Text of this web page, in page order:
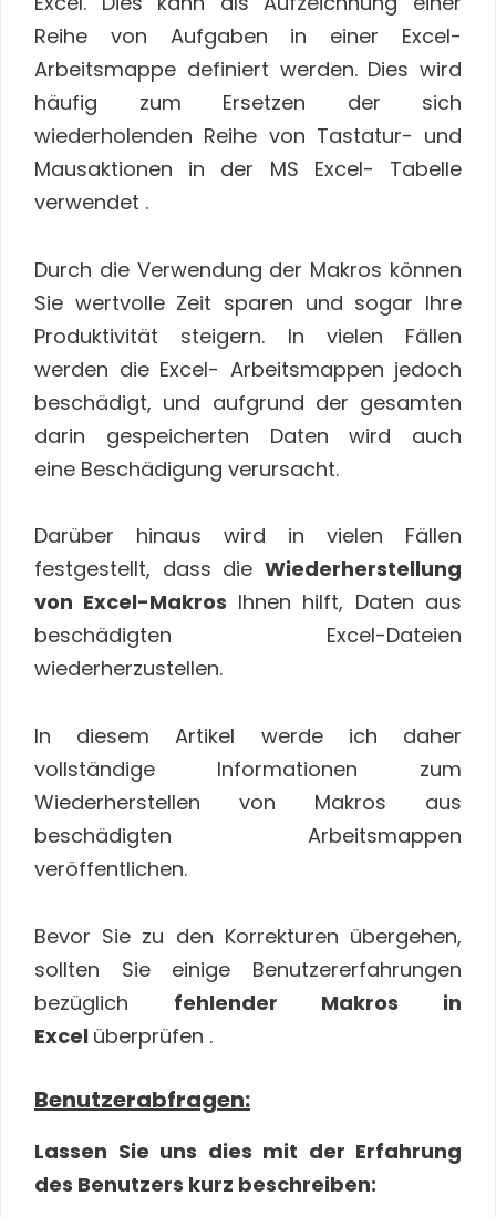
Reihe von Aufgaben in einer Excel-
Arbeitsmappe definiert werden. Dies wird
häufig zum Ersetzen der sich
wiederholenden Reihe von Tastatur- und
Mausaktionen in der MS Excel- Tabelle
verwendet .
Durch die Verwendung der Makros können
Sie wertvolle Zeit sparen und sogar Ihre
Produktivität steigern. In vielen Fällen
werden die Excel- Arbeitsmappen jedoch
beschädigt, und aufgrund der gesamten
darin gespeicherten Daten wird auch
eine Beschädigung verursacht.
Darüber hinaus wird in vielen Fällen
festgestellt, dass die Wiederherstellung
von Excel-Makros Ihnen hilft, Daten aus
beschädigten Excel-Dateien
wiederherzustellen.
In diesem Artikel werde ich daher
vollständige Informationen zum
Wiederherstellen von Makros aus
beschädigten Arbeitsmappen
veröffentlichen.
Bevor Sie zu den Korrekturen übergehen,
sollten Sie einige Benutzererfahrungen
bezüglich fehlender Makros in
Excel überprüfen .
Benutzerabfragen:
Lassen Sie uns dies mit der Erfahrung
des Benutzers kurz beschreiben: